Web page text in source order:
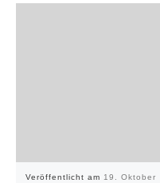
Veröffentlicht am 19. Oktober